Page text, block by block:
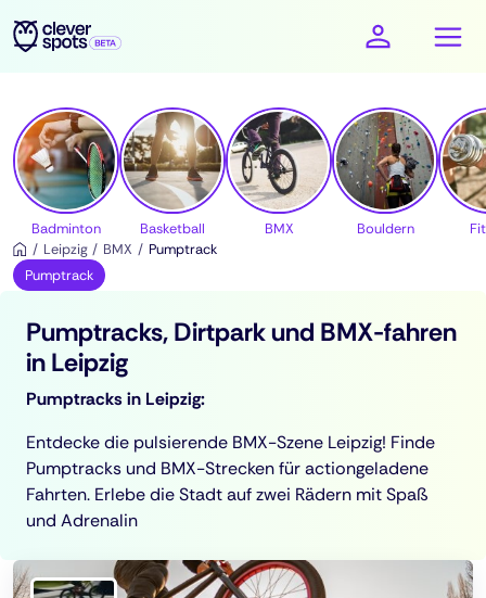
cleverspots - Sport
Badminton Basketball BMX Bouldern
Leipzig
BMX
Pumptrack
Pumptrack
Pumptracks, Dirtpark und BMX-fahren
in Leipzig
Pumptracks in Leipzig:
Entdecke die pulsierende BMX-Szene Leipzig! Finde
Pumptracks und BMX-Strecken für actiongeladene
Fahrten. Erlebe die Stadt auf zwei Rädern mit Spaß
und Adrenalin